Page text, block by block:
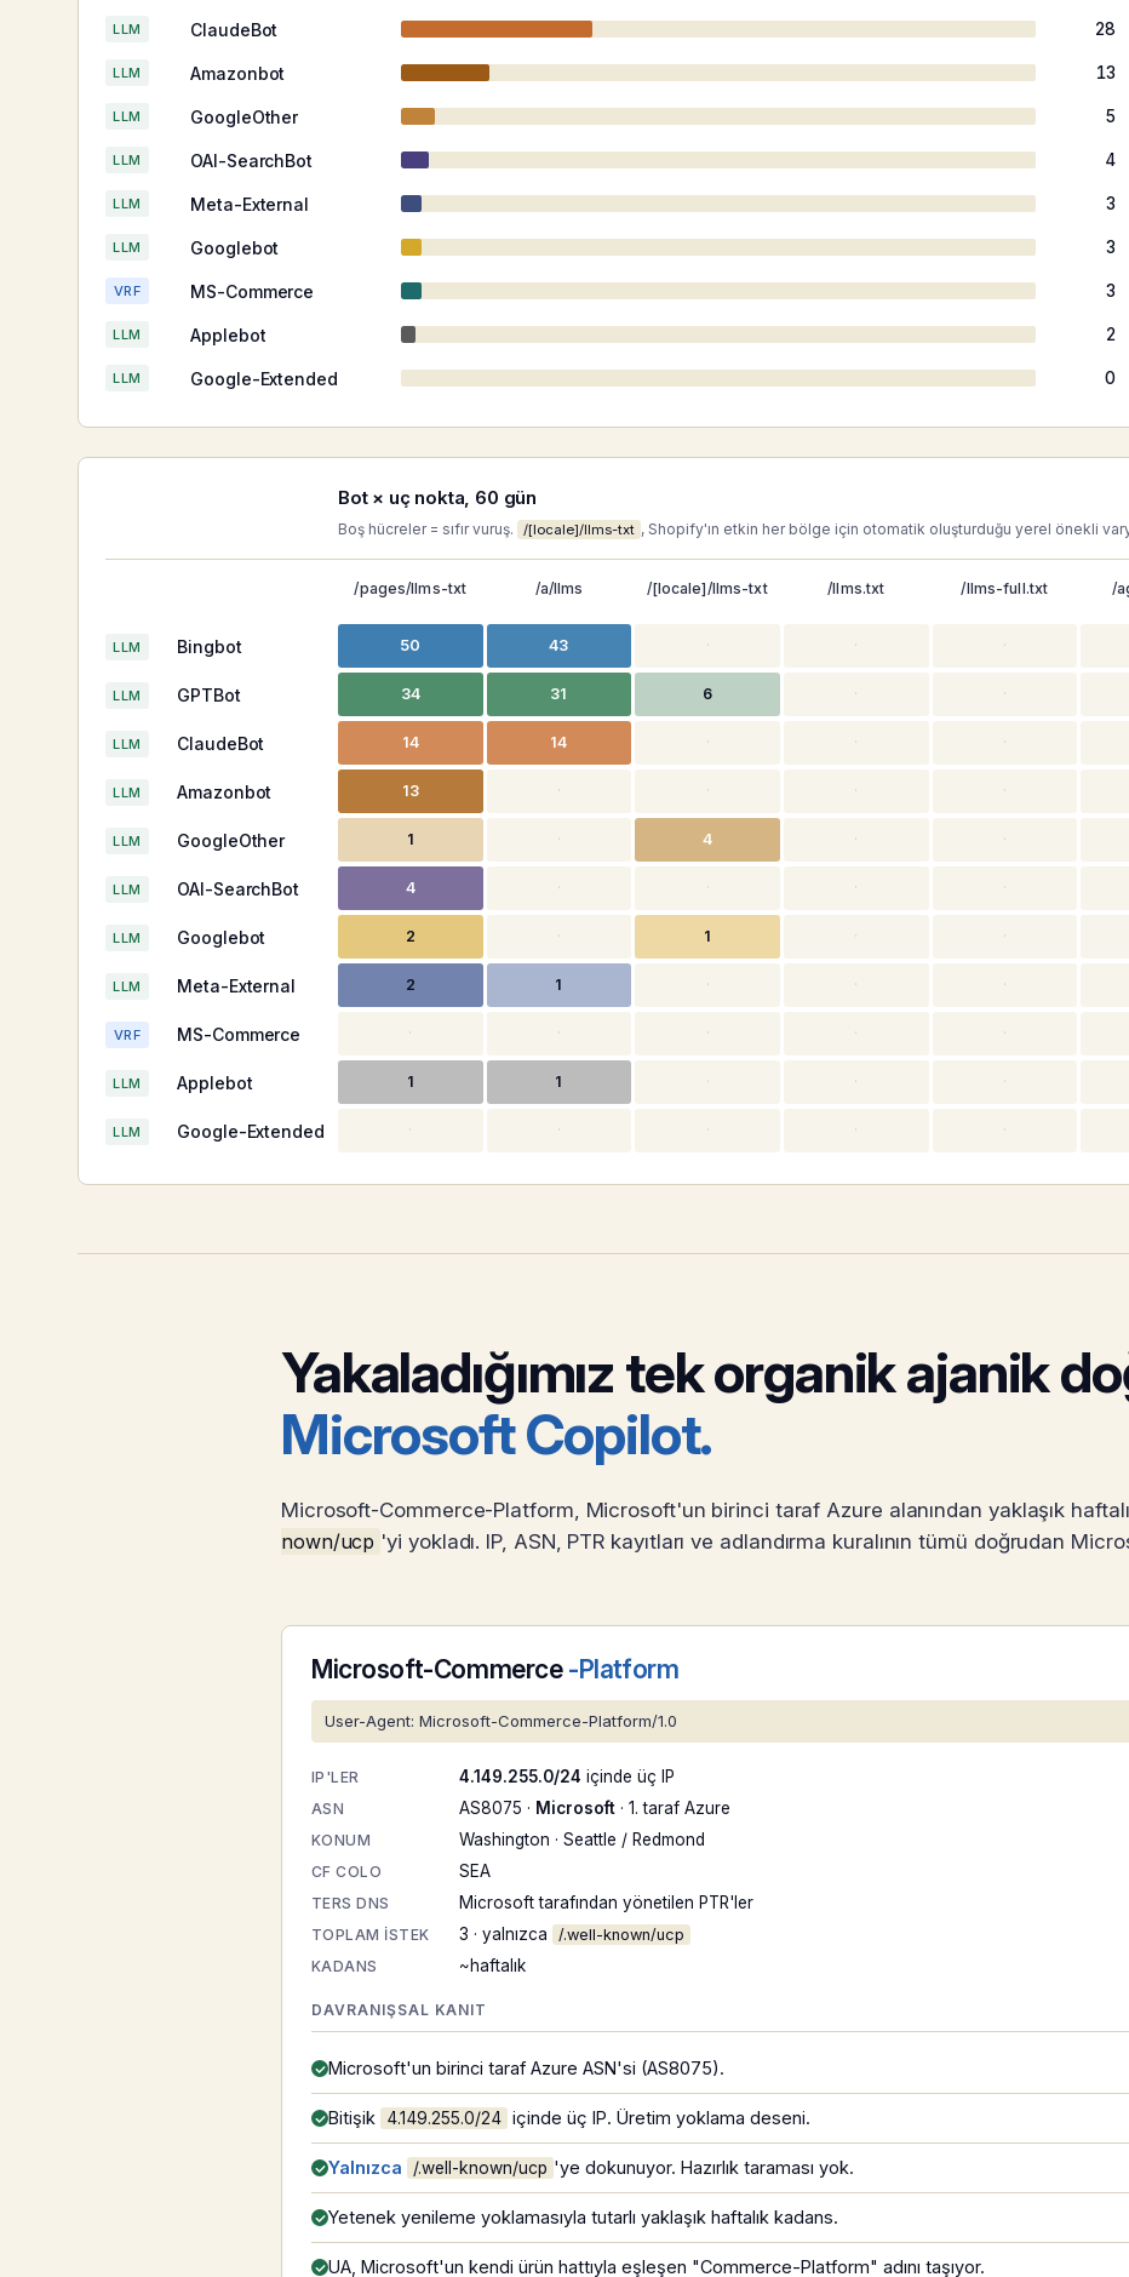
ClaudeBot
LLM 28
Amazonbot
LLM 13
GoogleOther
LLM 5
OAI-SearchBot
LLM 4
Meta-External
LLM 3
Googlebot
LLM 3
MS-Commerce
VRF 3
Applebot
LLM 2
Google-Extended
LLM 0
Bot × uç nokta, 60 gün
Boş hücreler = sıfır vuruş. /[locale]/llms-txt , Shopify'ın etkin her bölge için otomatik oluşturduğu yerel önekli
/pages/llms-txt /a/llms /[locale]/llms-txt /llms.txt /llms-full.txt /
Bingbot
LLM 50 43 · · ·
GPTBot
LLM 34 31 6 · ·
ClaudeBot
LLM 14 14 · · ·
Amazonbot
LLM 13 · · · ·
GoogleOther
LLM 1 · 4 · ·
OAI-SearchBot
LLM 4 · · · ·
Googlebot
LLM 2 · 1 · ·
Meta-External
LLM 2 1 · · ·
MS-Commerce
VRF · · · · ·
Applebot
LLM 1 1 · · ·
Google-Extended
LLM · · · · ·
Yakaladığımız tek organik ajanik
Microsoft Copilot.
Microsoft-Commerce-Platform, Microsoft'un birinci taraf Azure alanından yaklaşık
nown/ucp 'yi yokladı. IP, ASN, PTR kayıtları ve adlandırma kuralının tümü doğrudan
Microsoft-Commerce -Platform
User-Agent: Microsoft-Commerce-Platform/1.0
IP'LER 4.149.255.0/24 içinde üç IP
ASN AS8075 · Microsoft · 1. taraf Azure
KONUM Washington · Seattle / Redmond
CF COLO SEA
TERS DNS Microsoft tarafından yönetilen PTR'ler
TOPLAM ISTEK 3 · yalnızca
/.well-known/ucp
KADANS
~haftalık
DAVRANIŞSAL KANIT
Microsoft'un birinci taraf Azure ASN'si (AS8075).
Bitişik 4.149.255.0/24 içinde üç IP. Üretim yoklama deseni.
Yalnızca /.well-known/ucp 'ye dokunuyor. Hazırlık taraması yok.
Yetenek yenileme yoklamasıyla tutarlı yaklaşık haftalık kadans.
UA, Microsoft'un kendi ürün hattıyla eşleşen "Commerce-Platform" adını taşıyor.